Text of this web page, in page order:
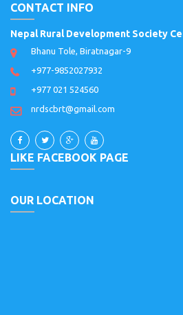
CONTACT INFO
Nepal Rural Development Society
Bhanu Tole, Biratnagar-9
+977-9852027932
+977 021 524560
nrdscbrt@gmail.com
LIKE FACEBOOK PAGE
OUR LOCATION